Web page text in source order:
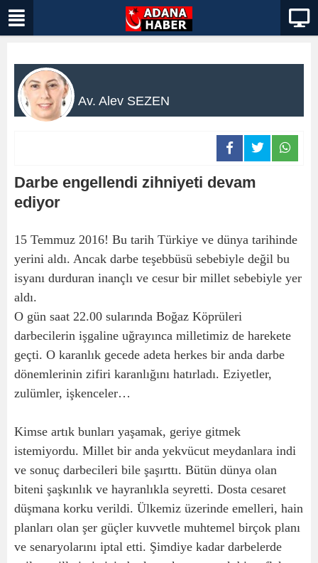
Av. Alev SEZEN
Darbe engellendi zihniyeti devam
ediyor
15 Temmuz 2016! Bu tarih Türkiye ve dünya tarihinde
yerini aldı. Ancak darbe teşebbüsü sebebiyle değil bu
isyanı durduran inançlı ve cesur bir millet sebebiyle yer
aldı.
O gün saat 22.00 sularında Boğaz Köprüleri
darbecilerin işgaline uğrayınca milletimiz de harekete
geçti. O karanlık gecede adeta herkes bir anda darbe
dönemlerinin zifiri karanlığını hatırladı. Eziyetler,
zulümler, işkenceler…
Kimse artık bunları yaşamak, geriye gitmek
istemiyordu. Millet bir anda yekvücut meydanlara indi
ve sonuç darbecileri bile şaşırttı. Bütün dünya olan
biteni şaşkınlık ve hayranlıkla seyretti. Dosta cesaret
düşmana korku verildi. Ülkemiz üzerinde emelleri, hain
planları olan şer güçler kuvvetle muhtemel birçok planı
ve senaryolarını iptal etti. Şimdiye kadar darbelerde